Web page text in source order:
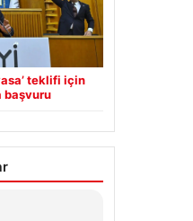
teklifi için
başvuru